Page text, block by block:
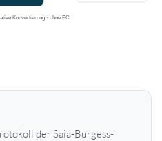
Konvertierung · ohne PC
der Saia-Burgess-